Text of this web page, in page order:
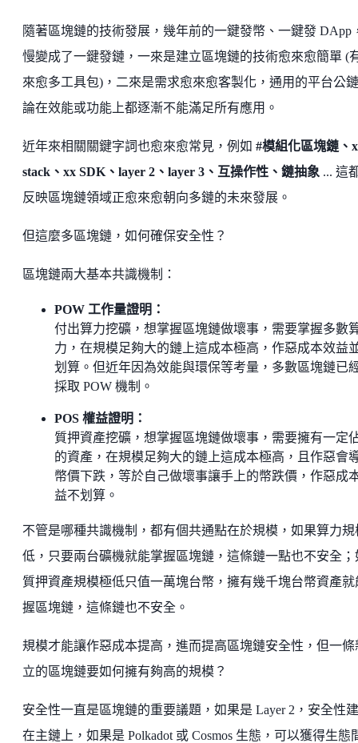
隨著區塊鏈的技術發展，幾年前的一鍵發幣、一鍵發 DApp
慢變成了一鍵發鏈，一來是建立區塊鏈的技術愈來愈簡單 (
來愈多工具包)，二來是需求愈來愈客製化，通用的平台公
論在效能或功能上都逐漸不能滿足所有應用。
近年來相關關鍵字詞也愈來愈常見，例如 #模組化區塊鏈、
stack、xx SDK、layer 2、layer 3、互操作性、鏈抽象 ... 這
反映區塊鏈領域正愈來愈朝向多鏈的未來發展。
但這麼多區塊鏈，如何確保安全性？
區塊鏈兩大基本共識機制：
POW 工作量證明：
付出算力挖礦，想掌握區塊鏈做壞事，需要掌握多數
力，在規模足夠大的鏈上這成本極高，作惡成本效益
划算。但近年因為效能與環保等考量，多數區塊鏈已
採取 POW 機制。
POS 權益證明：
質押資產挖礦，想掌握區塊鏈做壞事，需要擁有一定
的資產，在規模足夠大的鏈上這成本極高，且作惡會
幣價下跌，等於自己做壞事讓手上的幣跌價，作惡成
益不划算。
不管是哪種共識機制，都有個共通點在於規模，如果算力規
低，只要兩台礦機就能掌握區塊鏈，這條鏈一點也不安全；
質押資產規模極低只值一萬塊台幣，擁有幾千塊台幣資產就
握區塊鏈，這條鏈也不安全。
規模才能讓作惡成本提高，進而提高區塊鏈安全性，但一條
立的區塊鏈要如何擁有夠高的規模？
安全性一直是區塊鏈的重要議題，如果是 Layer 2，安全性
在主鏈上，如果是 Polkadot 或 Cosmos 生態，可以獲得生態